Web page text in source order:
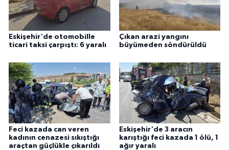
Eskişehir'de otomobille
ticari taksi çarpıştı: 6 yaralı
Çıkan arazi yangını
büyümeden söndürüldü
Feci kazada can veren
kadının cenazesi sıkıştığı
araçtan güçlükle çıkarıldı
Eskişehir'de 3 aracın
karıştığı feci kazada 1 ölü, 1
ağır yaralı